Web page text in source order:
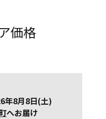
価格
年8月8日(土)
へお届け